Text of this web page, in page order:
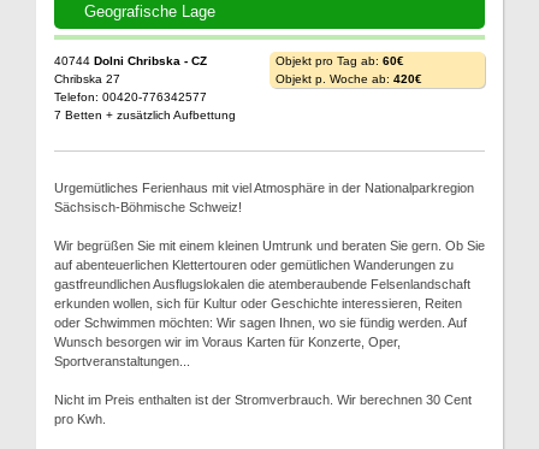
Geografische Lage
40744 Dolni Chribska - CZ
Chribska 27
Telefon: 00420-776342577
7 Betten + zusätzlich Aufbettung
Objekt pro Tag ab: 60€
Objekt p. Woche ab: 420€
Urgemütliches Ferienhaus mit viel Atmosphäre in der Nationalparkregion
Sächsisch-Böhmische Schweiz!
Wir begrüßen Sie mit einem kleinen Umtrunk und beraten Sie gern. Ob Sie
auf abenteuerlichen Klettertouren oder gemütlichen Wanderungen zu
gastfreundlichen Ausflugslokalen die atemberaubende Felsenlandschaft
erkunden wollen, sich für Kultur oder Geschichte interessieren, Reiten
oder Schwimmen möchten: Wir sagen Ihnen, wo sie fündig werden. Auf
Wunsch besorgen wir im Voraus Karten für Konzerte, Oper,
Sportveranstaltungen...
Nicht im Preis enthalten ist der Stromverbrauch. Wir berechnen 30 Cent
pro Kwh.